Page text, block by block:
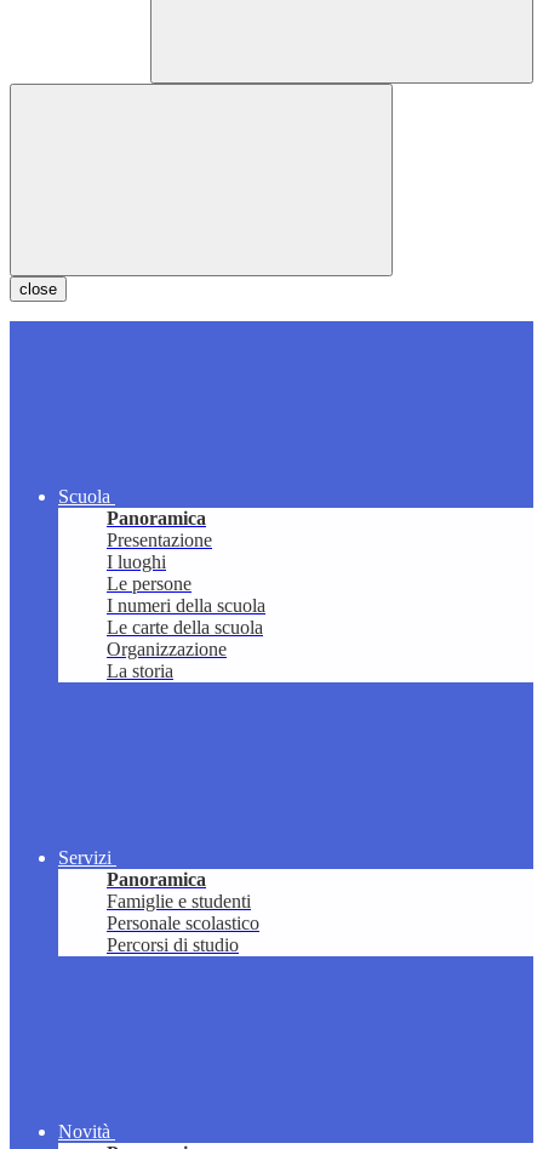
close
Scuola
Panoramica
Presentazione
I luoghi
Le persone
I numeri della scuola
Le carte della scuola
Organizzazione
La storia
Servizi
Panoramica
Famiglie e studenti
Personale scolastico
Percorsi di studio
Novità